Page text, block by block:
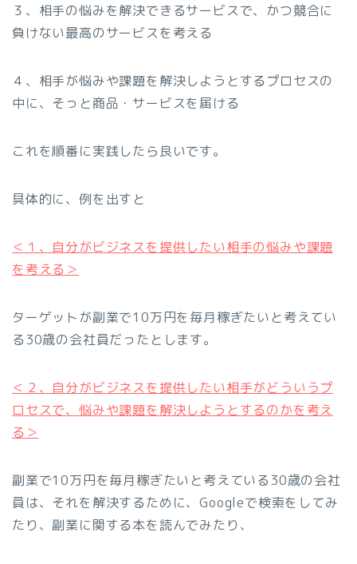
３、相手の悩みを解決できるサービスで、かつ競合に
負けない最高のサービスを考える
４、相手が悩みや課題を解決しようとするプロセスの
中に、そっと商品・サービスを届ける
これを順番に実践したら良いです。
具体的に、例を出すと
＜１、自分がビジネスを提供したい相手の悩みや課題
を考える＞
ターゲットが副業で10万円を毎月稼ぎたいと考えてい
る30歳の会社員だったとします。
＜２、自分がビジネスを提供したい相手がどういうプ
ロセスで、悩みや課題を解決しようとするのかを考え
る＞
副業で10万円を毎月稼ぎたいと考えている30歳の会社
員は、それを解決するために、Googleで検索をしてみ
たり、副業に関する本を読んでみたり、